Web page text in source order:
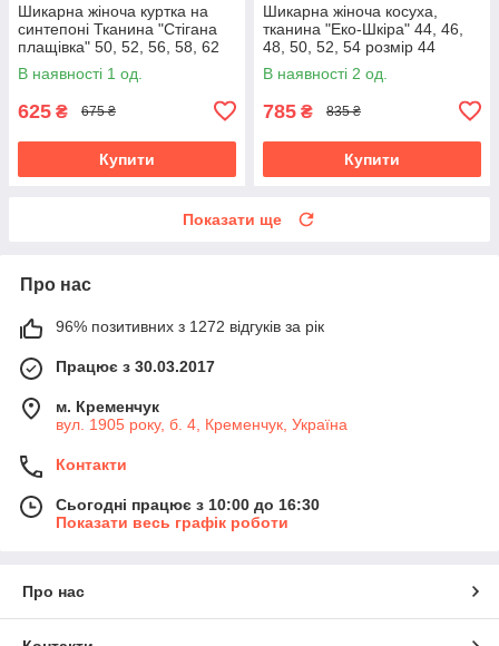
Шикарна жіноча куртка на
синтепоні Тканина "Стігана
плащівка" 50, 52, 56, 58, 62
50
В наявності 1 од.
625 ₴ 675 ₴
Купити
Шикарна жіноча косуха,
тканина "Еко-Шкіра" 44, 46,
48, 50, 52, 54 розмір 44
В наявності 2 од.
785 ₴ 835 ₴
Купити
Показати ще
Про нас
96% позитивних з 1272 відгуків за рік
Працює з 30.03.2017
м. Кременчук
вул. 1905 року, б. 4, Кременчук, Україна
Контакти
Сьогодні працює з 10:00 до 16:30
Показати весь графік роботи
Про нас